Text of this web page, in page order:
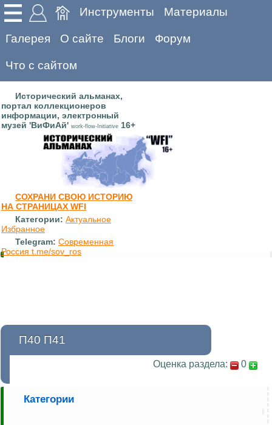
Инструменты Материалы
Галерея О сайте Блоги Форум
Что с сайтом
Исторический альманах,
портал коллекционеров
информации, электронный
музей 'ВиФиАй' work-flow-Initiative 16+
СОХРАНИ СВОЮ ИСТОРИЮ
НА СТРАНИЦАХ WFI
Категории: Актуальное
Избранное
Telegram: Современная
Россия t.me/sov_ros
П40 П41
Оценка раздела: 0
Категории